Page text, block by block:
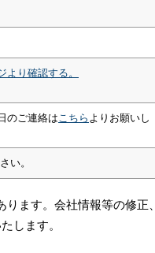
り確認する。
のご連絡は こちら よりお願いし
い。
ます。会社情報等の修正、
します。